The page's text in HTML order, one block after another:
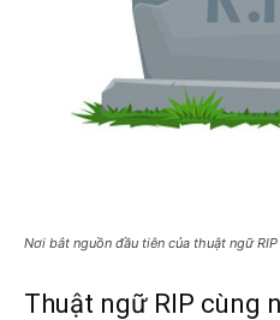
Nơi bắt nguồn đầu tiên của thuật ngữ RIP
Thuật ngữ RIP cùng